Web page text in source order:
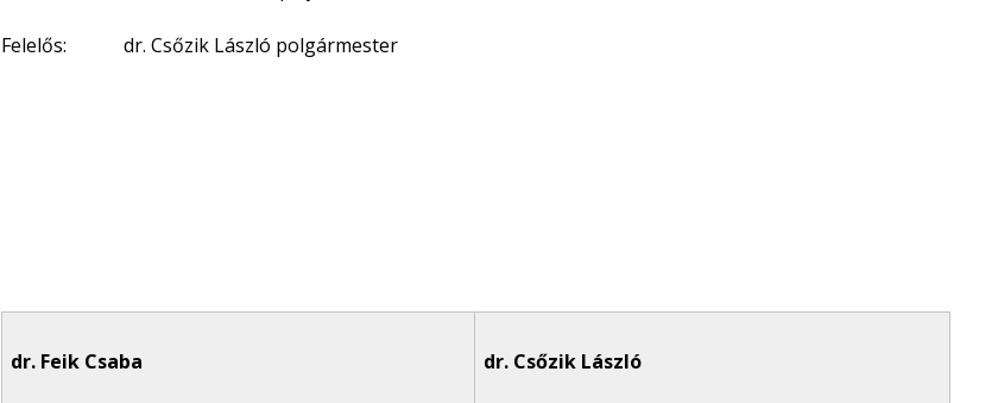
Felelős: dr. Csőzik László polgármester
dr. Feik Csaba dr. Csőzik László